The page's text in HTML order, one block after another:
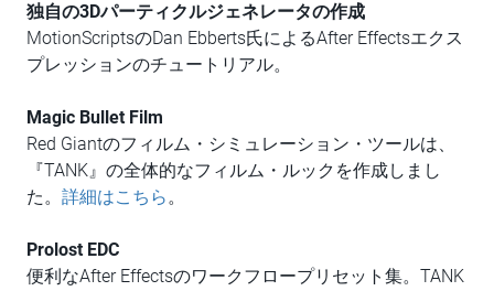
独自の3Dパーティクルジェネレータの作成
MotionScriptsのDan Ebberts氏によるAfter Effectsエクス
プレッションのチュートリアル。
Magic Bullet Film
Red Giantのフィルム・シミュレーション・ツールは、
『TANK』の全体的なフィルム・ルックを作成しまし
た。 詳細はこちら。
Prolost EDC
便利なAfter Effectsのワークフロープリセット集。TANK